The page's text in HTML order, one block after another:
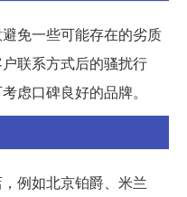
免一些可能存在的劣质
联系方式后的骚扰行
虑口碑良好的品牌。
例如北京铂爵、米兰